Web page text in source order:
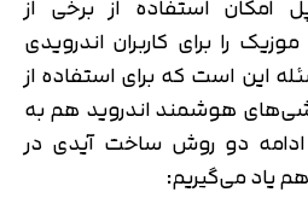
را برای کاربران اندرویدی
این است که برای استفاده از
هوشمند اندروید هم به
ادامه دو روش ساخت آیدی در
یاد می‌گیریم: